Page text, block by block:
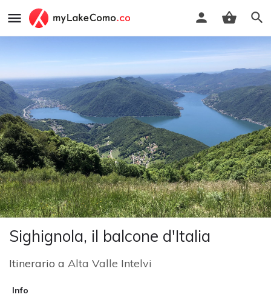
Sighignola, il balcone d'Italia
Itinerario a Alta Valle Intelvi
Info